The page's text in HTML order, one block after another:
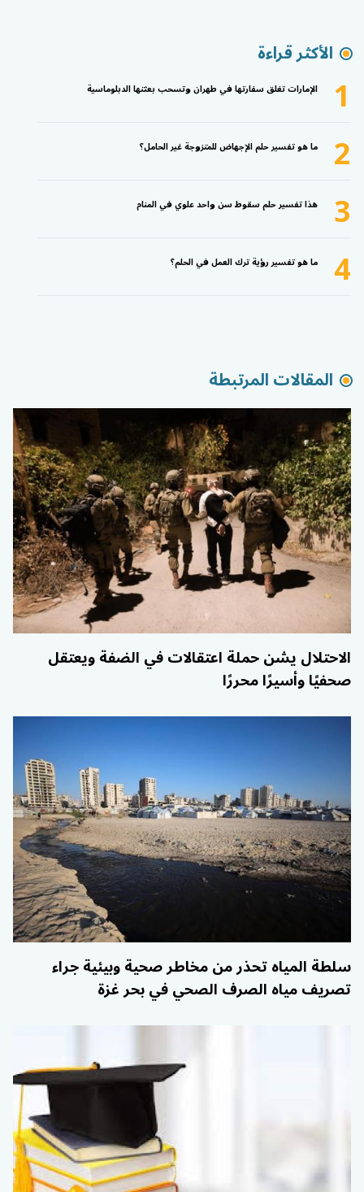
الأكثر قراءة
1 الإمارات تغلق سفارتها في طهران وتسحب بعثتها الدبلوماسية
2 ما هو تفسير حلم الإجهاض للمتزوجة غير الحامل؟
3 هذا تفسير حلم سقوط سن واحد علوي في المنام
4 ما هو تفسير رؤية ترك العمل في الحلم؟
المقالات المرتبطة
الاحتلال يشن حملة اعتقالات في الضفة ويعتقل
صحفيًا وأسيرًا محررًا
سلطة المياه تحذر من مخاطر صحية وبيئية جراء
تصريف مياه الصرف الصحي في بحر غزة